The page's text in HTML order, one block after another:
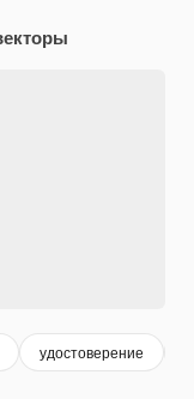
удостоверение